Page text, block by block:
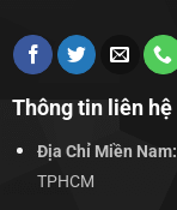
Thông tin liên hệ
Địa Chỉ Miền Nam:
TPHCM